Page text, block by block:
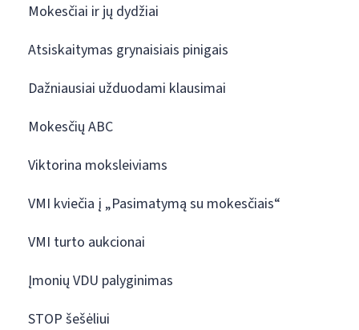
Mokesčiai ir jų dydžiai
Atsiskaitymas grynaisiais pinigais
Dažniausiai užduodami klausimai
Mokesčių ABC
Viktorina moksleiviams
VMI kviečia į „Pasimatymą su mokesčiais“
VMI turto aukcionai
Įmonių VDU palyginimas
STOP šešėliui